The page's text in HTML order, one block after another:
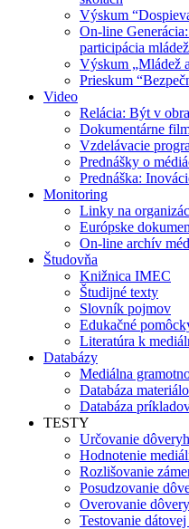
Výskum
On-line
participácia
Výskum „Mládež
Prieskum
Video
Relácia: Být v
Dokumentárne
Vzdelávacie
Prednášky o
Prednáška:
Monitoring
Linky na
Európske
On-line archív
Študovňa
Knižnica IMEC
Študijné texty
Slovník pojmov
Edukačné
Literatúra k
Databázy
Mediálna
Databáza
Databáza
TESTY
Určovanie
Hodnotenie
Rozlišovanie
Posudzovanie
Overovanie
Testovanie